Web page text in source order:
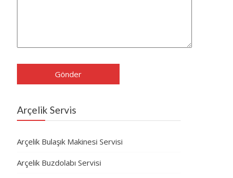
Arçelik Servis
Arçelik Bulaşık Makinesi Servisi
Arçelik Buzdolabı Servisi